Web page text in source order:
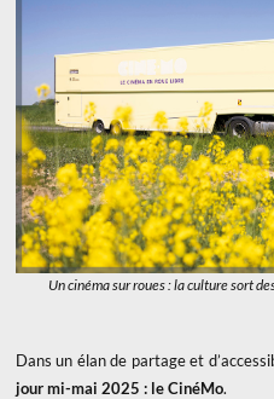
Un cinéma sur roues : la culture sort
Dans un élan de partage et
jour mi-mai 2025 : le CinéMo.